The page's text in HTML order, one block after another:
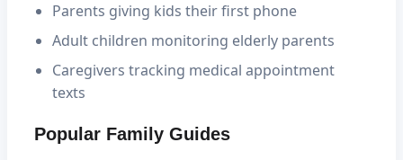
Parents giving kids their first phone
Adult children monitoring elderly parents
Caregivers tracking medical appointment
texts
Popular Family Guides